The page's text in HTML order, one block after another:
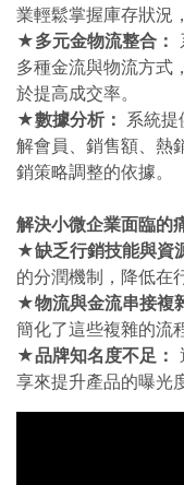
業輕鬆掌握庫存狀況
★多元金物流整合：
多種金流與物流方式
於提高成交率。
★數據分析： 系統提
解會員、銷售額、熱
銷策略調整的依據。
解決小微企業面臨的
★缺乏行銷技能與資
的分潤機制，降低在
★物流與金流串接複
簡化了這些複雜的流
★品牌知名度不足：
享來提升產品的曝光